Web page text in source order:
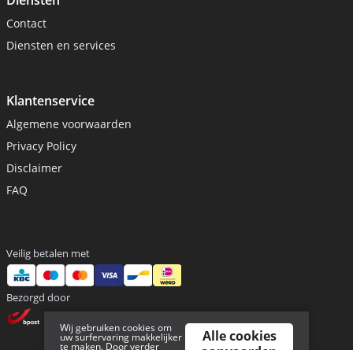
Contact
Diensten en services
Klantenservice
Algemene voorwaarden
Privacy Policy
Disclaimer
FAQ
Veilig betalen met
Bezorgd door
Wij gebruiken cookies om
uw surfervaring makkelijker
te maken. Door verder
Alle cookies